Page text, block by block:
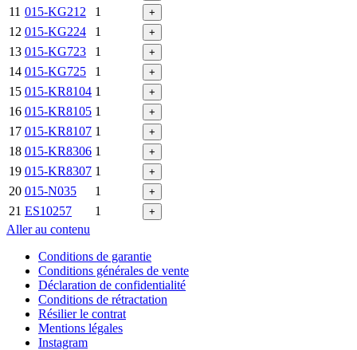
11 015-KG212 1 +
12 015-KG224 1 +
13 015-KG723 1 +
14 015-KG725 1 +
15 015-KR8104 1 +
16 015-KR8105 1 +
17 015-KR8107 1 +
18 015-KR8306 1 +
19 015-KR8307 1 +
20 015-N035 1 +
21 ES10257 1 +
Aller au contenu
Conditions de garantie
Conditions générales de vente
Déclaration de confidentialité
Conditions de rétractation
Résilier le contrat
Mentions légales
Instagram